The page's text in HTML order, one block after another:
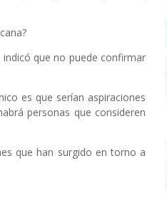
que no puede confirmar
es que serían aspiraciones
personas que consideren
que han surgido en torno a